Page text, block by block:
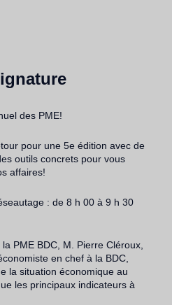
des PME!
pour une 5e édition avec de
outils concrets pour vous
affaires!
: de 8 h 00 à 9 h 30
PME BDC, M. Pierre Cléroux,
en chef à la BDC,
la situation économique au
les principaux indicateurs à